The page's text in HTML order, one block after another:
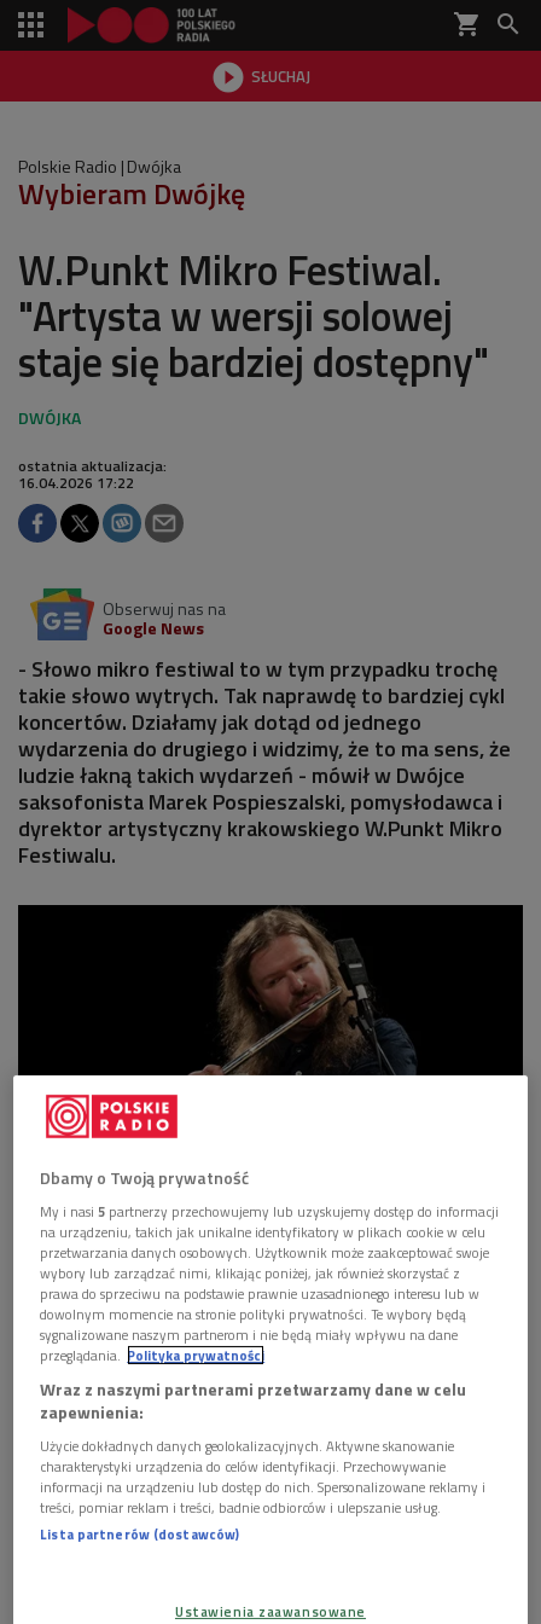
shopping_cart 
 SŁUCHAJ

Polskie Radio Dwójka
Wybieram Dwójkę
W.Punkt Mikro Festiwal.
"Artysta w wersji solowej
staje się bardziej dostępny"
ostatnia aktualizacja:
16.04.2026 17:22
Obserwuj nas na
Google News
- Słowo mikro festiwal to w tym przypadku trochę
takie słowo wytrych. Tak naprawdę to bardziej cykl
koncertów. Działamy jak dotąd od jednego
wydarzenia do drugiego i widzimy, że to ma sens, że
ludzie łakną takich wydarzeń - mówił w Dwójce
saksofonista Marek Pospieszalski, pomysłodawca i
dyrektor artystyczny krakowskiego W.Punkt Mikro
Festiwalu.
Mikro festiwal z makro artystami - tak wydarzenie reklamuje jego
pomysłodawca i dyrektor artystyczny, Marek Pospieszalski (na zdj.) Foto:
Krzysztof Świeżak/PR
>>> Posłuchaj rozmowy w audycji "Wybieram
Dwójkę"
Kolejna, trzecia już odsłona wydarzenia rozpocznie się
kwietnia . W programie jedniz najciekawszych twórców
polskiej muzyki współczesnej
swojego bohatera z niepowtarzalną muzyczną opowieścią w
bardzo intymnej, solowej odsłonie.
Wypełnić ciszę pomiędzy muzycznymi fajerwerkami
nowej, które mają bogate programy: Sacrum Profanum,
Dbamy o Twoją prywatność
My i nasi5 partnerzy przechowujemy lub uzyskujemy dostęp do informacji
na urządzeniu, takich jak unikalne identyfikatory w plikach cookie w celu
przetwarzania danych osobowych. Użytkownik może zaakceptować swoje
wybory lub zarządzać nimi, klikając poniżej, jak również skorzystać z
prawa do sprzeciwu na podstawie prawnie uzasadnionego interesu lub w
dowolnym momencie na stronie polityki prywatności. Te wybory będą
sygnalizowane naszym partnerom i nie będą miały wpływu na dane
przeglądania. Polityka prywatności
Wraz z naszymi partnerami przetwarzamy dane w celu
zapewnienia:
Użycie dokładnych danych geolokalizacyjnych. Aktywne skanowanie
charakterystyki urządzenia do celów identyfikacji. Przechowywanie
informacji na urządzeniu lub dostęp do nich. Spersonalizowane reklamy i
treści, pomiar reklam i treści, badnie odbiorców i ulepszanie usług.
Lista partnerów (dostawców)
Ustawienia zaawansowane